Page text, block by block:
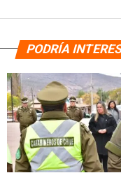
PODRÍA